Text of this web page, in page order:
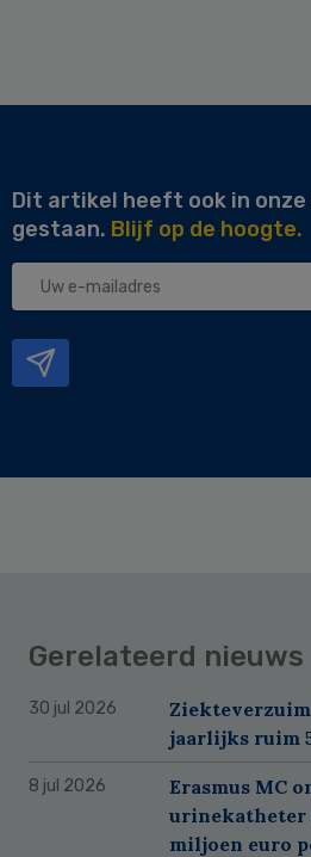
Dit artikel heeft ook in
gestaan. Blijf op de hoogte.
Uw
Gerelateerd nieuws
30 jul 2026
jaarlijks ruim
8 jul 2026
Erasmus MC
urinekatheter
miljoen euro